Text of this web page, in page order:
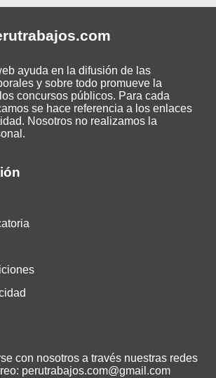
con nosotros a través nuestras redes
perutrabajos.com@gmail.com
.com
ayuda en la difusión de las
y sobre todo promueve la
concursos públicos. Para cada
se hace referencia a los enlaces
Nosotros no realizamos la